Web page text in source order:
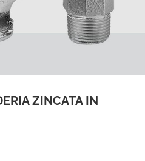
ZINCATA IN